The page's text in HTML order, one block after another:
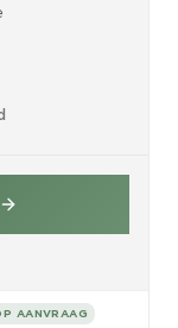
AANVRAAG